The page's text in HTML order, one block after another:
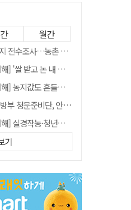
월간
촌 들쑤시는 '경자유전'의 칼날
내 준' 도지농 이제 어쩌나?
…"도지 막히면 헐값 매물 나올 수도"
단, 안규백 탈영 알고있었다"
농·청년농 부담도 커진다
호강·팔공산에 있다
지 둑에 군수가 서 있었다
리다임 상장설에 술렁[개미와글와글]
기